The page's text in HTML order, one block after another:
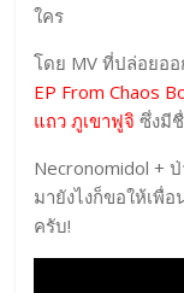
ใคร
โดย MV ที่ปล่อยอ
EP From Chaos
แถว ภูเขาฟูจิ ซึ่งมี
Necronomidol +
มายังไงก็ขอให้เพื่
ครับ!